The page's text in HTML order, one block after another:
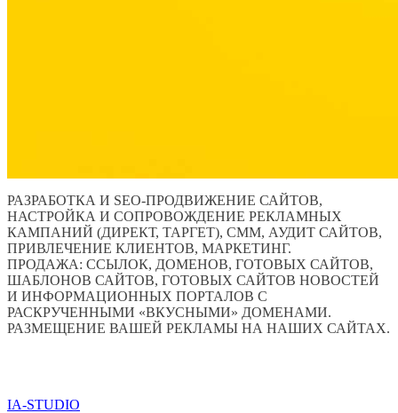
РАЗРАБОТКА И SEO-ПРОДВИЖЕНИЕ САЙТОВ,
НАСТРОЙКА И СОПРОВОЖДЕНИЕ РЕКЛАМНЫХ
КАМПАНИЙ (ДИРЕКТ, ТАРГЕТ), СММ, АУДИТ САЙТОВ,
ПРИВЛЕЧЕНИЕ КЛИЕНТОВ, МАРКЕТИНГ.
ПРОДАЖА: ССЫЛОК, ДОМЕНОВ, ГОТОВЫХ САЙТОВ,
ШАБЛОНОВ САЙТОВ, ГОТОВЫХ САЙТОВ НОВОСТЕЙ
И ИНФОРМАЦИОННЫХ ПОРТАЛОВ С
РАСКРУЧЕННЫМИ «ВКУСНЫМИ» ДОМЕНАМИ.
РАЗМЕЩЕНИЕ ВАШЕЙ РЕКЛАМЫ НА НАШИХ САЙТАХ.
IA-STUDIO